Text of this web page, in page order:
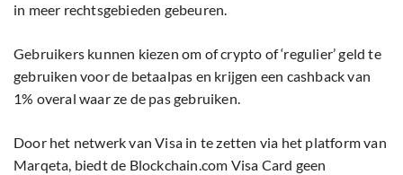
in meer rechtsgebieden gebeuren.
Gebruikers kunnen kiezen om of crypto of ‘regulier’ geld te
gebruiken voor de betaalpas en krijgen een cashback van
1% overal waar ze de pas gebruiken.
Door het netwerk van Visa in te zetten via het platform van
Marqeta, biedt de Blockchain.com Visa Card geen